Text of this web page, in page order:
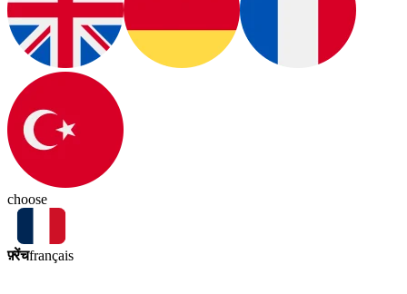
choose
फ़्रेंचfrançais